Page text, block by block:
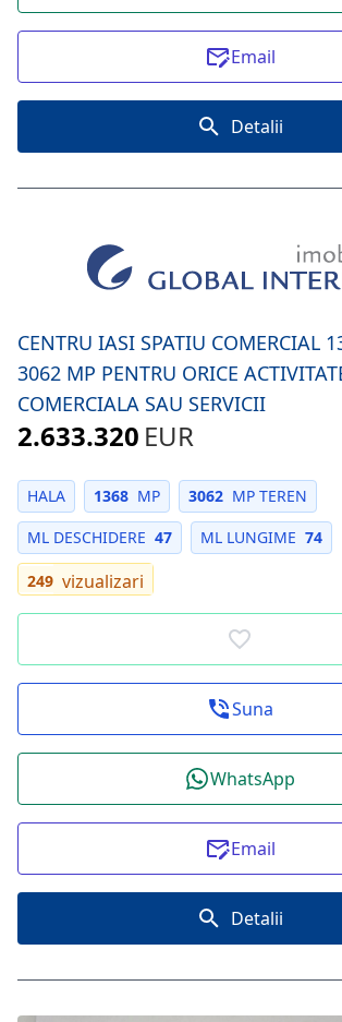
Email
Detalii
CENTRU IASI SPATIU COMERCIAL
3062 MP PENTRU ORICE
COMERCIALA SAU SERVICII
2.633.320 EUR
HALA MP
1368 MP TEREN
3062
ML DESCHIDERE 47 ML LUNGIME 74
vizualizari
249
Suna
WhatsApp
Email
Detalii